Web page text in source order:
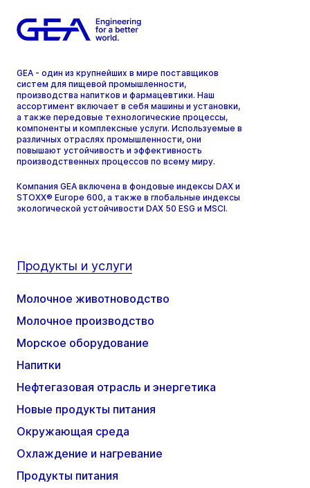
GEA - один из крупнейших в мире поставщиков
систем для пищевой промышленности,
производства напитков и фармацевтики. Наш
ассортимент включает в себя машины и установки,
а также передовые технологические процессы,
компоненты и комплексные услуги. Используемые в
различных отраслях промышленности, они
повышают устойчивость и эффективность
производственных процессов по всему миру.
Компания GEA включена в фондовые индексы DAX и
STOXX® Europe 600, а также в глобальные индексы
экологической устойчивости DAX 50 ESG и MSCI.
Продукты и услуги
Молочное животноводство
Молочное производство
Морское оборудование
Напитки
Нефтегазовая отрасль и энергетика
Новые продукты питания
Окружающая среда
Охлаждение и нагревание
Продукты питания